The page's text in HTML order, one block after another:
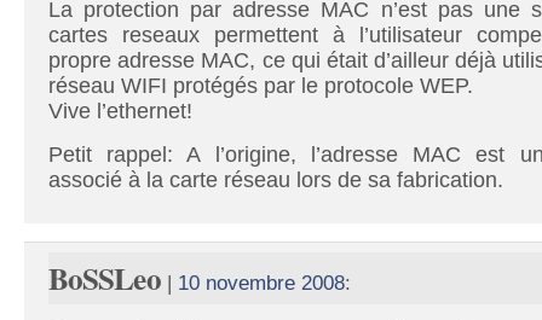
La protection par adresse MAC n’est pas une
cartes reseaux permettent à l’utilisateur
propre adresse MAC, ce qui était d’ailleur déjà
réseau WIFI protégés par le protocole WEP.
Vive l’ethernet!
Petit rappel: A l’origine, l’adresse MAC est
associé à la carte réseau lors de sa fabrication.
BoSSLeo| 10 novembre 2008: